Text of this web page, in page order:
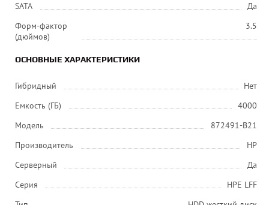
SATA
Да
Форм-фактор
(дюймов)
3.5
ОСНОВНЫЕ ХАРАКТЕРИСТИКИ
Гибридный
Нет
Емкость (ГБ)
4000
Модель
872491-B21
Производитель
HP
Серверный
Да
Серия
HPE LFF